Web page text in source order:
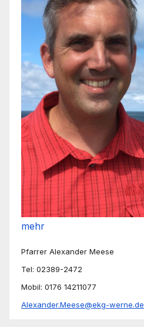
mehr
Pfarrer Alexander Meese
Tel: 02389-2472
Mobil: 0176 14211077
Alexander.Meese@ekg-werne.de